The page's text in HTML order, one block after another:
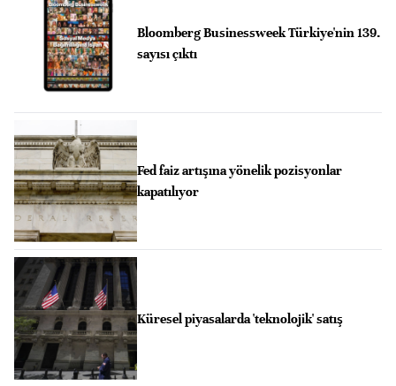
Bloomberg Businessweek Türkiye'nin 139.
sayısı çıktı
Fed faiz artışına yönelik pozisyonlar
kapatılıyor
Küresel piyasalarda 'teknolojik' satış